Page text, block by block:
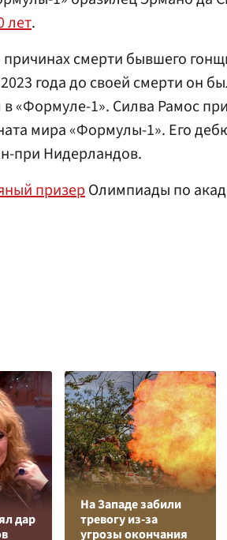
лет.
смерти бывшего
года до своей смерти он
«Формуле-1». Силва Рамос
мира «Формулы-1». Его
при Нидерландов.
призерОлимпиады по
дар
На Западе забили
тревогу из-за
угрозы окончания